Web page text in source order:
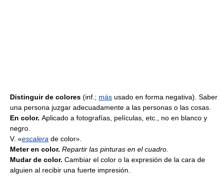
Distinguir de colores (inf.; más usado en forma negativa). Saber
una persona juzgar adecuadamente a las personas o las cosas.
En color. Aplicado a fotografías, películas, etc., no en blanco y
negro.
V. «escalera de color».
Meter en color. Repartir las pinturas en el cuadro.
Mudar de color. Cambiar el color o la expresión de la cara de
alguien al recibir una fuerte impresión.